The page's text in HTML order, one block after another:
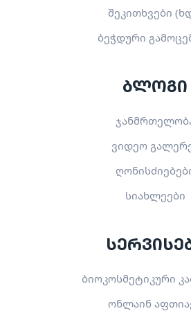
შეკითხვები
ბეჭდური
ბლოგი
ვიდეო
სიახლეები
ბიოკოსმეტიკური
ონლაინ